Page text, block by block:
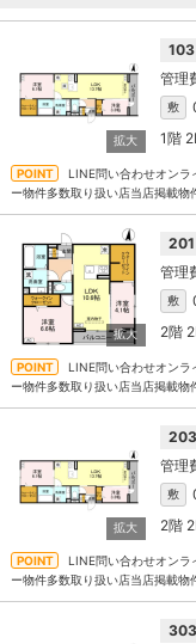
103
敷
1階
LINE問い合わせオンラ
ー物件多数取り扱い店当店掲載物
201
敷
2階
LINE問い合わせオンラ
ー物件多数取り扱い店当店掲載物
203
敷
2階
LINE問い合わせオンラ
ー物件多数取り扱い店当店掲載物
303